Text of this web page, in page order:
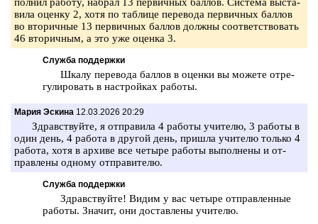
ви­ла оцен­ку 2, хотя по таб­ли­це пе­ре­во­да пер­вич­ных бал­лов
во вто­рич­ные 13 пер­вич­ных бал­лов долж­ны со­от­вет­ство­вать
46 вто­рич­ным, а это уже оцен­ка 3.
Служба поддержки
Шкалу пе­ре­во­да бал­лов в оцен­ки вы мо­же­те от­ре­
гу­ли­ро­вать в на­строй­ках ра­бо­ты.
Мария Эскина 12.03.2026 20:29
Здрав­ствуй­те, я от­пра­ви­ла 4 ра­бо­ты учи­те­лю, 3 ра­бо­ты в
один день, 4 ра­бо­та в дру­гой день, при­ш­ла учи­те­лю толь­ко 4
ра­бо­та, хотя в ар­хи­ве все че­ты­ре ра­бо­ты вы­пол­не­ны и от­
прав­ле­ны од­но­му от­пра­ви­те­лю.
Служба поддержки
Здрав­ствуй­те! Видим у вас че­ты­ре от­прав­лен­ные
ра­бо­ты. Зна­чит, они до­став­ле­ны учи­те­лю.